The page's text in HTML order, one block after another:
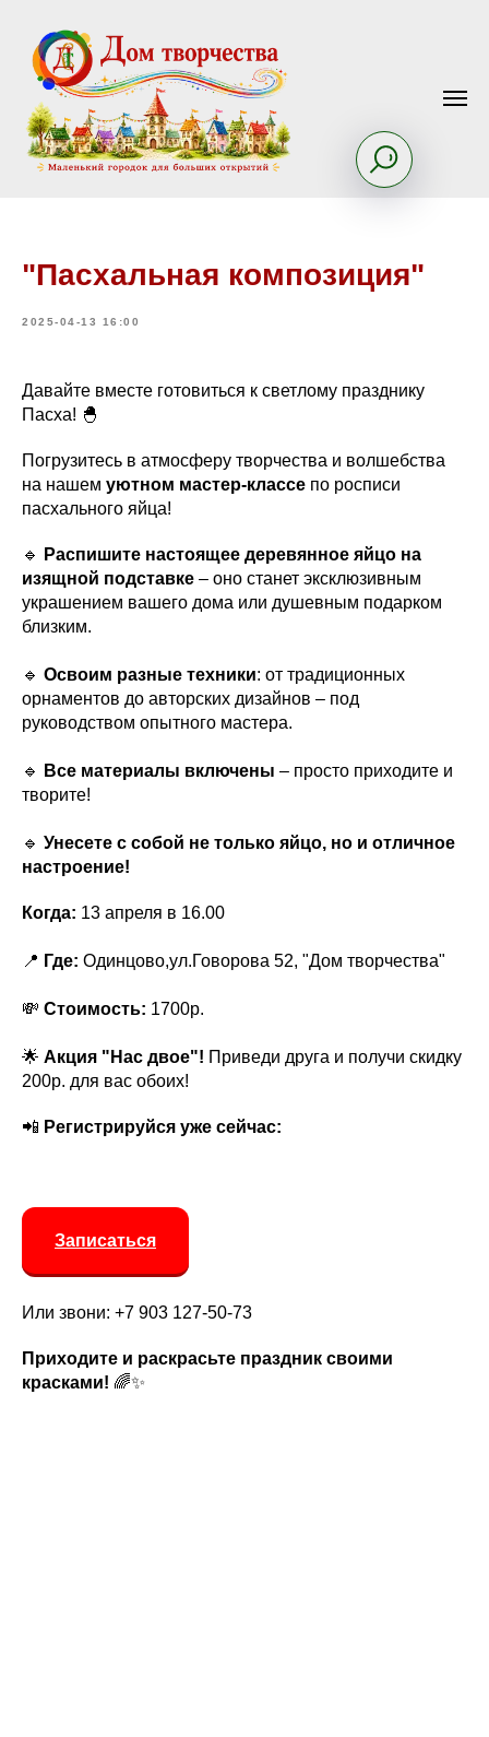
"Пасхальная композиция"
2025-04-13 16:00
Давайте вместе готовиться к светлому празднику
Пасха! 🐣
Погрузитесь в атмосферу творчества и волшебства
на нашем уютном мастер-классе по росписи
пасхального яйца!
🔹
Распишите настоящее деревянное яйцо на
изящной подставке – оно станет эксклюзивным
украшением вашего дома или душевным подарком
близким.
🔹 Освоим разные техники: от традиционных
орнаментов до авторских дизайнов – под
руководством опытного мастера.
🔹 Все материалы включены – просто приходите и
творите!
🔹 Унесете с собой не только яйцо, но и отличное
настроение!
Когда: 13 апреля в 16.00
📍 Где: Одинцово,ул.Говорова 52, "Дом творчества"
💸 Стоимость: 1700р.
🌟 Акция "Нас двое"! Приведи друга и получи скидку
200р. для вас обоих!
📲 Регистрируйся уже сейчас:
Записаться
Или звони: +7 903 127-50-73
Приходите и раскрасьте праздник своими
красками! 🌈✨